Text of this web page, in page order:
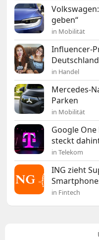
geben“
in Mobilität
Influencer-
Deutschland
in Handel
Mercedes-
Parken
in Mobilität
Google
steckt
in Telekom
ING zieht
in Fintech